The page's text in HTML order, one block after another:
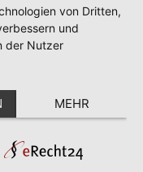
von Dritten,
und
der Nutzer
MEHR